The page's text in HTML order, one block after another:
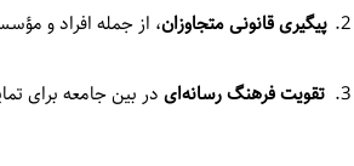
پیگیری قانونی متجاوزان، از جمله افراد و
تقویت فرهنگ رسانه‌ایدر بین جامعه برای